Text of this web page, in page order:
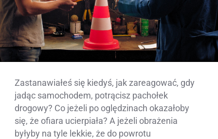
Zastanawiałeś się kiedyś, jak zareagować, gdy
jadąc samochodem, potrącisz pachołek
drogowy? Co jeżeli po oględzinach okazałoby
się, że ofiara ucierpiała? A jeżeli obrażenia
byłyby na tyle lekkie, że do powrotu